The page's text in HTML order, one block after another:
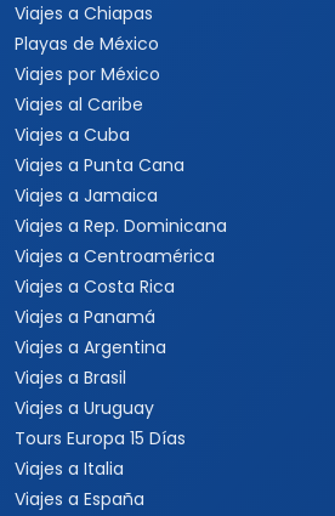
Viajes a Chiapas
Playas de México
Viajes por México
Viajes al Caribe
Viajes a Cuba
Viajes a Punta Cana
Viajes a Jamaica
Viajes a Rep. Dominicana
Viajes a Centroamérica
Viajes a Costa Rica
Viajes a Panamá
Viajes a Argentina
Viajes a Brasil
Viajes a Uruguay
Tours Europa 15 Días
Viajes a Italia
Viajes a España